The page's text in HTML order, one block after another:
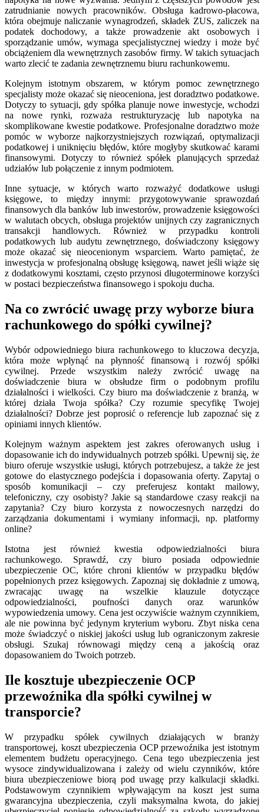
zatrudnianie nowych pracowników. Obsługa kadrowo-płacowa,
która obejmuje naliczanie wynagrodzeń, składek ZUS, zaliczek na
podatek dochodowy, a także prowadzenie akt osobowych i
sporządzanie umów, wymaga specjalistycznej wiedzy i może być
obciążeniem dla wewnętrznych zasobów firmy. W takich sytuacjach
warto zlecić te zadania zewnętrznemu biuru rachunkowemu.
Kolejnym istotnym obszarem, w którym pomoc zewnętrznego
specjalisty może okazać się nieoceniona, jest doradztwo podatkowe.
Dotyczy to sytuacji, gdy spółka planuje nowe inwestycje, wchodzi
na nowe rynki, rozważa restrukturyzację lub napotyka na
skomplikowane kwestie podatkowe. Profesjonalne doradztwo może
pomóc w wyborze najkorzystniejszych rozwiązań, optymalizacji
podatkowej i uniknięciu błędów, które mogłyby skutkować karami
finansowymi. Dotyczy to również spółek planujących sprzedaż
udziałów lub połączenie z innym podmiotem.
Inne sytuacje, w których warto rozważyć dodatkowe usługi
księgowe, to między innymi: przygotowywanie sprawozdań
finansowych dla banków lub inwestorów, prowadzenie księgowości
w walutach obcych, obsługa projektów unijnych czy zagranicznych
transakcji handlowych. Również w przypadku kontroli
podatkowych lub audytu zewnętrznego, doświadczony księgowy
może okazać się nieocenionym wsparciem. Warto pamiętać, że
inwestycja w profesjonalną obsługę księgową, nawet jeśli wiąże się
z dodatkowymi kosztami, często przynosi długoterminowe korzyści
w postaci bezpieczeństwa finansowego i spokoju ducha.
Na co zwrócić uwagę przy wyborze biura
rachunkowego do spółki cywilnej?
Wybór odpowiedniego biura rachunkowego to kluczowa decyzja,
która może wpłynąć na płynność finansową i rozwój spółki
cywilnej. Przede wszystkim należy zwrócić uwagę na
doświadczenie biura w obsłudze firm o podobnym profilu
działalności i wielkości. Czy biuro ma doświadczenie z branżą, w
której działa Twoja spółka? Czy rozumie specyfikę Twojej
działalności? Dobrze jest poprosić o referencje lub zapoznać się z
opiniami innych klientów.
Kolejnym ważnym aspektem jest zakres oferowanych usług i
dopasowanie ich do indywidualnych potrzeb spółki. Upewnij się, że
biuro oferuje wszystkie usługi, których potrzebujesz, a także że jest
gotowe do elastycznego podejścia i dopasowania oferty. Zapytaj o
sposób komunikacji – czy preferujesz kontakt mailowy,
telefoniczny, czy osobisty? Jakie są standardowe czasy reakcji na
zapytania? Czy biuro korzysta z nowoczesnych narzędzi do
zarządzania dokumentami i wymiany informacji, np. platformy
online?
Istotna jest również kwestia odpowiedzialności biura
rachunkowego. Sprawdź, czy biuro posiada odpowiednie
ubezpieczenie OC, które chroni klientów w przypadku błędów
popełnionych przez księgowych. Zapoznaj się dokładnie z umową,
zwracając uwagę na wszelkie klauzule dotyczące
odpowiedzialności, poufności danych oraz warunków
wypowiedzenia umowy. Cena jest oczywiście ważnym czynnikiem,
ale nie powinna być jedynym kryterium wyboru. Zbyt niska cena
może świadczyć o niskiej jakości usług lub ograniczonym zakresie
obsługi. Szukaj równowagi między ceną a jakością oraz
dopasowaniem do Twoich potrzeb.
Ile kosztuje ubezpieczenie OCP
przewoźnika dla spółki cywilnej w
transporcie?
W przypadku spółek cywilnych działających w branży
transportowej, koszt ubezpieczenia OCP przewoźnika jest istotnym
elementem budżetu operacyjnego. Cena tego ubezpieczenia jest
wysoce zindywidualizowana i zależy od wielu czynników, które
biura ubezpieczeniowe biorą pod uwagę przy kalkulacji składki.
Podstawowym czynnikiem wpływającym na koszt jest suma
gwarancyjna ubezpieczenia, czyli maksymalna kwota, do jakiej